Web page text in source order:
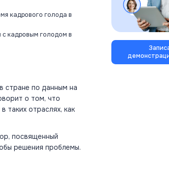
кадрового голода в
кадровым голодом в
стране по данным на
о том, что
таких отраслях, как
посвященный
решения проблемы.